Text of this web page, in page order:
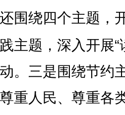
围绕四个主题，
主题 ， 深入开展
。三是围绕节约
重人民、尊重各